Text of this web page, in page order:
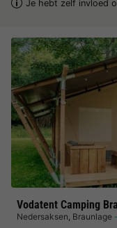
Je hebt zelf invloed
Vodatent Camping
Nedersaksen, Braunlage